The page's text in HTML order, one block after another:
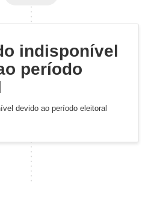
indisponível
período
devido ao período eleitoral